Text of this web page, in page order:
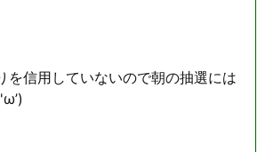
を信用していないので朝の抽選には